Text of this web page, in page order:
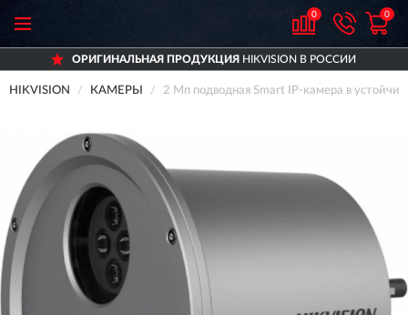
0 0
ОРИГИНАЛЬНАЯ ПРОДУКЦИЯHIKVISION В РОССИИ
HIKVISION КАМЕРЫ 2 Мп подводная Smart IP-камера в